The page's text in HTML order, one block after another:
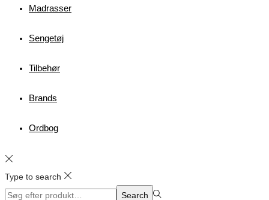
Madrasser
Sengetøj
Tilbehør
Brands
Ordbog
Type to search
Search
Search